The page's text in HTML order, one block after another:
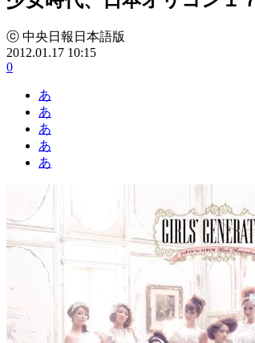
ⓒ 中央日報日本語版
2012.01.17 10:15
0
あ
あ
あ
あ
あ